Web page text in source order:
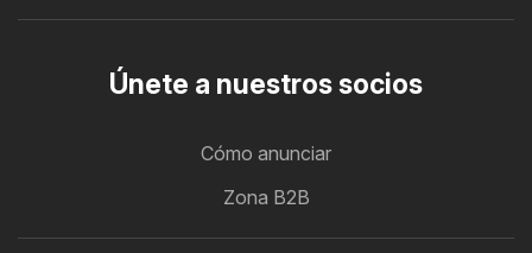
Únete a nuestros socios
Cómo anunciar
Zona B2B